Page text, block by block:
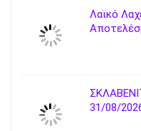
Λαϊκό
31/08/